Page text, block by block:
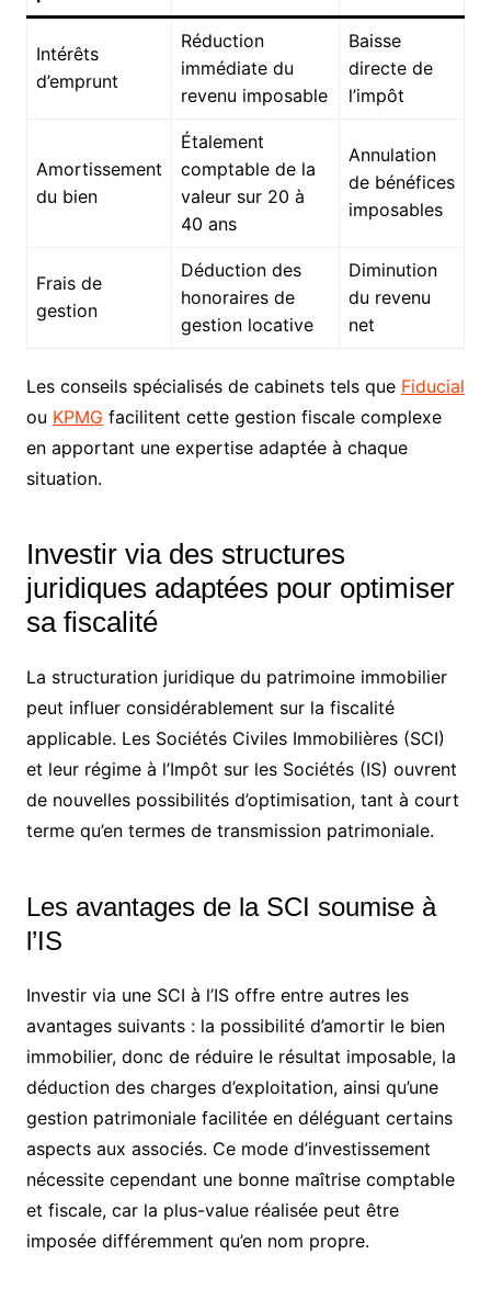
Intérêts
d’emprunt
Réduction
immédiate du
revenu imposable
Baisse
directe de
l’impôt
Amortissement
du bien
Étalement
comptable de la
valeur sur 20 à
40 ans
Annulation
de bénéfices
imposables
Frais de
gestion
Déduction des
honoraires de
gestion locative
Diminution
du revenu
net
Les conseils spécialisés de cabinets tels que Fiducial
ou KPMG facilitent cette gestion fiscale complexe
en apportant une expertise adaptée à chaque
situation.
Investir via des structures
juridiques adaptées pour optimiser
sa fiscalité
La structuration juridique du patrimoine immobilier
peut influer considérablement sur la fiscalité
applicable. Les Sociétés Civiles Immobilières (SCI)
et leur régime à l’Impôt sur les Sociétés (IS) ouvrent
de nouvelles possibilités d’optimisation, tant à court
terme qu’en termes de transmission patrimoniale.
Les avantages de la SCI soumise à
l’IS
Investir via une SCI à l’IS offre entre autres les
avantages suivants : la possibilité d’amortir le bien
immobilier, donc de réduire le résultat imposable, la
déduction des charges d’exploitation, ainsi qu’une
gestion patrimoniale facilitée en déléguant certains
aspects aux associés. Ce mode d’investissement
nécessite cependant une bonne maîtrise comptable
et fiscale, car la plus-value réalisée peut être
imposée différemment qu’en nom propre.